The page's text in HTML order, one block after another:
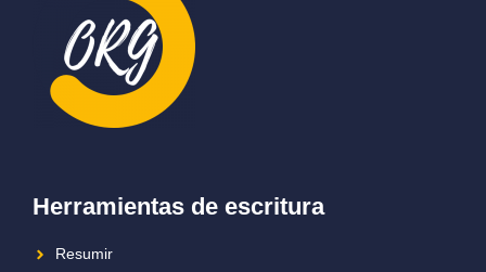
Herramientas de escritura
Resumir